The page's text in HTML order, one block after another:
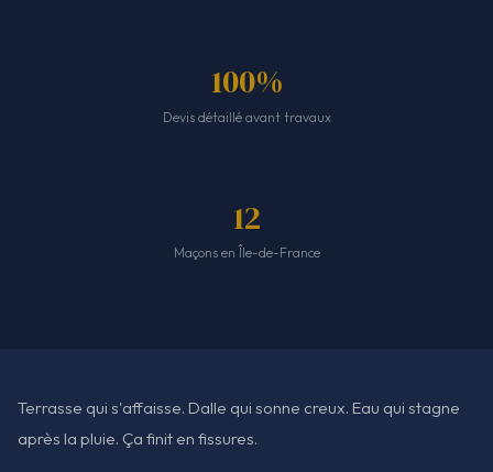
100%
Devis détaillé avant travaux
12
Maçons en Île-de-France
Terrasse qui s'affaisse. Dalle qui sonne creux. Eau qui stagne
après la pluie. Ça finit en fissures.